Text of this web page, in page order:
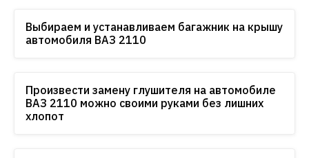
Выбираем и устанавливаем багажник на крышу
автомобиля ВАЗ 2110
Произвести замену глушителя на автомобиле
ВАЗ 2110 можно своими руками без лишних
хлопот